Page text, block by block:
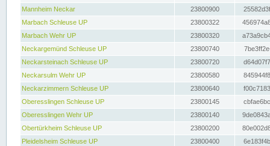
Mannheim Neckar
23800900
Marbach Schleuse UP
23800322
Marbach Wehr UP
23800320
Neckargemünd Schleuse UP
23800740
Neckarsteinach Schleuse UP
23800720
Neckarsulm Wehr UP
23800580
Neckarzimmern Schleuse UP
23800640
Oberesslingen Schleuse UP
23800145
Oberesslingen Wehr UP
23800140
Obertürkheim Schleuse UP
23800200
Pleidelsheim Schleuse UP
23800400